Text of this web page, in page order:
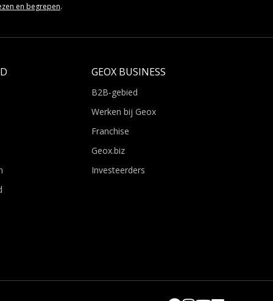
en begrepen.
GEOX BUSINESS
B2B-gebied
Werken bij Geox
Franchise
Geox.biz
Investeerders